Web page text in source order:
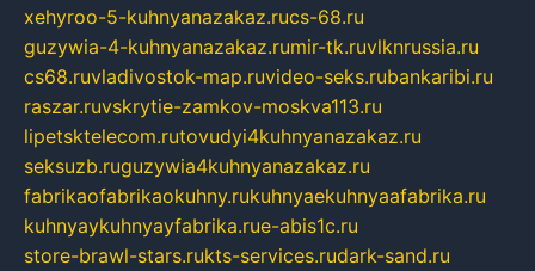
xehyroo-5-kuhnyanazakaz.rucs-68.ru
guzywia-4-kuhnyanazakaz.rumir-tk.ruvlknrussia.ru
cs68.ruvladivostok-map.ruvideo-seks.rubankaribi.ru
raszar.ruvskrytie-zamkov-moskva113.ru
lipetsktelecom.rutovudyi4kuhnyanazakaz.ru
seksuzb.ruguzywia4kuhnyanazakaz.ru
fabrikaofabrikaokuhny.rukuhnyaekuhnyaafabrika.ru
kuhnyaykuhnyayfabrika.rue-abis1c.ru
store-brawl-stars.rukts-services.rudark-sand.ru